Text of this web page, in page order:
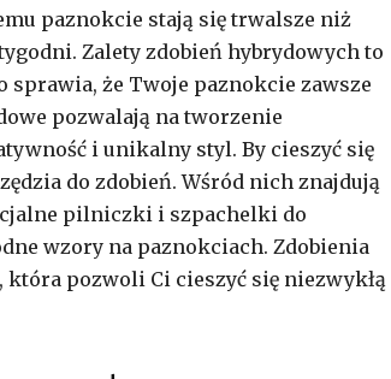
paznokcie stają się trwalsze niż
Zalety zdobień hybrydowych to
sprawia, że Twoje paznokcie zawsze
pozwalają na tworzenie
i unikalny styl. By cieszyć się
do zdobień. Wśród nich znajdują
pilniczki i szpachelki do
wzory na paznokciach. Zdobienia
pozwoli Ci cieszyć się niezwykłą